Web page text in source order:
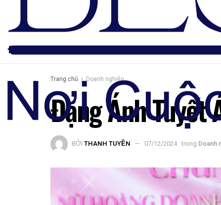
Trang chủ Doanh nghiệp
Đặng Ánh Tuyết
BỞI THANH TUYỀN 07/12/2024 trong Doanh